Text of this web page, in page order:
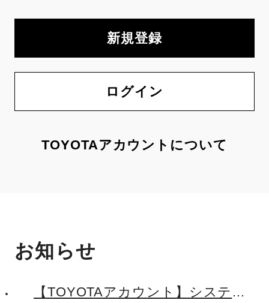
新規登録
ログイン
TOYOTAアカウントについて
お知らせ
【TOYOTAアカウント】システ